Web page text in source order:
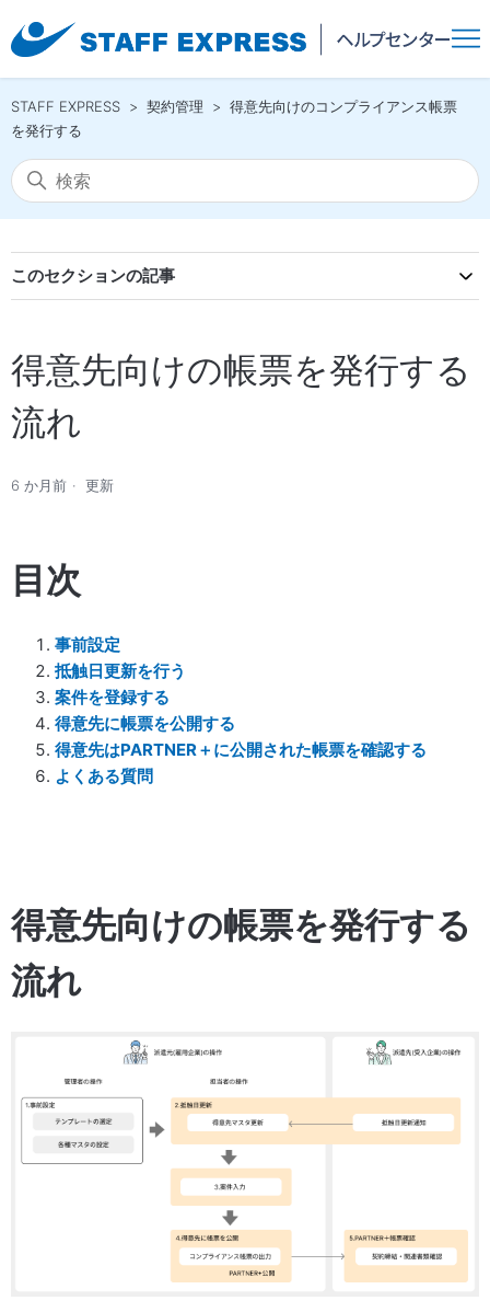
STAFF EXPRESS 契約管理
得意先向けのコンプライアンス帳票
を発行する
このセクションの記事
得意先向けの帳票を発行する
流れ
6 か月前 更新
目次
事前設定
抵触日更新を行う
案件を登録する
得意先に帳票を公開する
得意先はPARTNER＋に公開された帳票を確認する
よくある質問
得意先向けの帳票を発行する
流れ